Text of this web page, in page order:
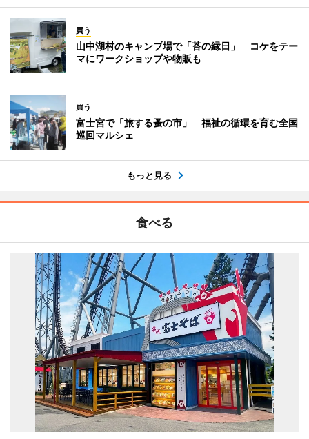
買う
山中湖村のキャンプ場で「苔の縁日」 コケをテー
マにワークショップや物販も
買う
富士宮で「旅する蚤の市」 福祉の循環を育む全国
巡回マルシェ
もっと見る
食べる